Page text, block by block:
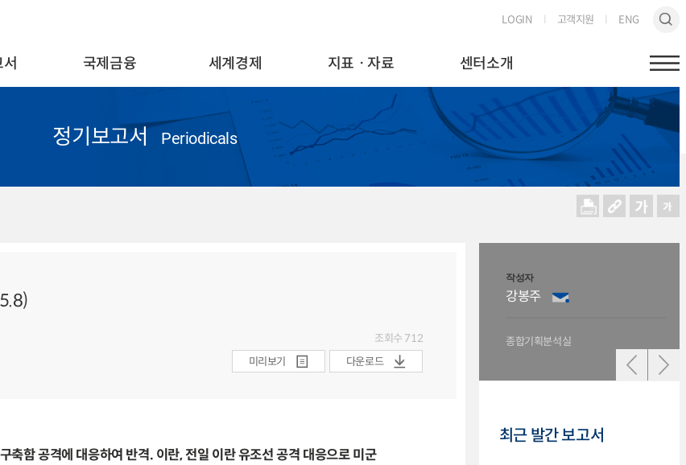
LOGIN 고객지원 ENG
국제금융 세계경제 지표ㆍ자료 센터소개
정기보고서 Periodicals
조회수 712
미리보기
다운로드
축함 공격에 대응하여 반격. 이란, 전일 이란 유조선 공격 대응으로 미군
작성자
강봉주
종합기획분석실
최근 발간 보고서